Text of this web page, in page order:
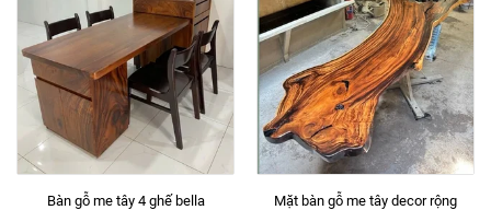
Bàn gỗ me tây 4 ghế bella
Mặt bàn gỗ me tây decor rộng